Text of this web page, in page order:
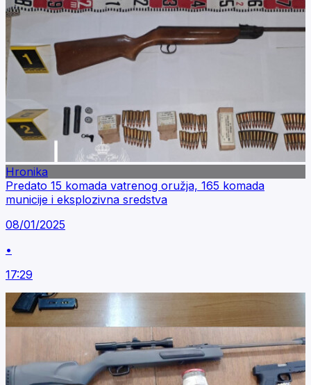
Hronika
Predato 15 komada vatrenog oružja, 165 komada
municije i eksplozivna sredstva
08/01/2025
•
17:29